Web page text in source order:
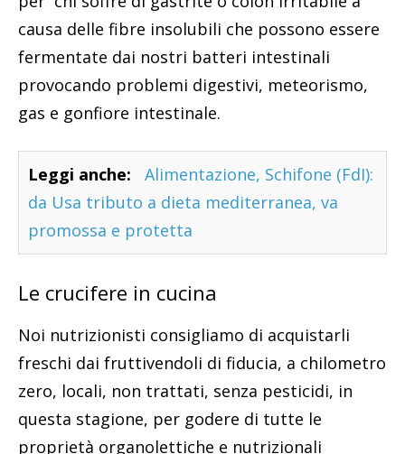
causa delle fibre insolubili che possono essere
fermentate dai nostri batteri intestinali
provocando problemi digestivi, meteorismo,
gas e gonfiore intestinale.
Leggi anche:
Alimentazione, Schifone (FdI):
da Usa tributo a dieta mediterranea, va
promossa e protetta
Le crucifere in cucina
Noi nutrizionisti consigliamo di acquistarli
freschi dai fruttivendoli di fiducia, a chilometro
zero, locali, non trattati, senza pesticidi, in
questa stagione, per godere di tutte le
proprietà organolettiche e nutrizionali